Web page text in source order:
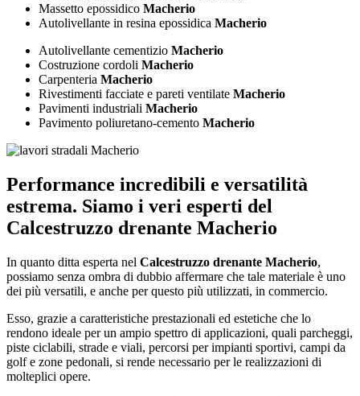
Massetto epossidico Macherio
Autolivellante in resina epossidica Macherio
Autolivellante cementizio Macherio
Costruzione cordoli Macherio
Carpenteria Macherio
Rivestimenti facciate e pareti ventilate Macherio
Pavimenti industriali Macherio
Pavimento poliuretano-cemento Macherio
Performance incredibili e versatilità
estrema. Siamo i veri esperti del
Calcestruzzo drenante Macherio
In quanto ditta esperta nel Calcestruzzo drenante Macherio,
possiamo senza ombra di dubbio affermare che tale materiale è uno
dei più versatili, e anche per questo più utilizzati, in commercio.
Esso, grazie a caratteristiche prestazionali ed estetiche che lo
rendono ideale per un ampio spettro di applicazioni, quali parcheggi,
piste ciclabili, strade e viali, percorsi per impianti sportivi, campi da
golf e zone pedonali, si rende necessario per le realizzazioni di
molteplici opere.